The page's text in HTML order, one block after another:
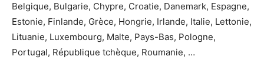
Belgique, Bulgarie, Chypre, Croatie, Danemark, Espagne,
Estonie, Finlande, Grèce, Hongrie, Irlande, Italie, Lettonie,
Lituanie, Luxembourg, Malte, Pays-Bas, Pologne,
Portugal, République tchèque, Roumanie, …